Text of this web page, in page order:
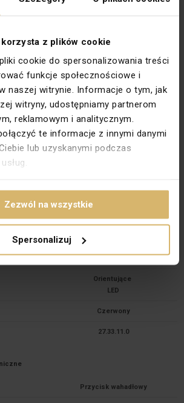
z plików cookie
cookie do spersonalizowania treści
funkcje społecznościowe i
naszej witrynie. Informacje o tym, jak
witryny, udostępniamy partnerom
reklamowym i analitycznym.
te informacje z innymi danymi
lub uzyskanymi podczas
Zezwól na wszystkie
Spersonalizuj
74
Podtynkowy
Naturalne
Błyszczące
Gwintowe
Orientujące
Czerwony
27.33.11.0
Przycisk wahadłowy